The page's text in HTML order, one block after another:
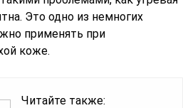
Это одно из немногих
применять при
коже.
Читайте также: